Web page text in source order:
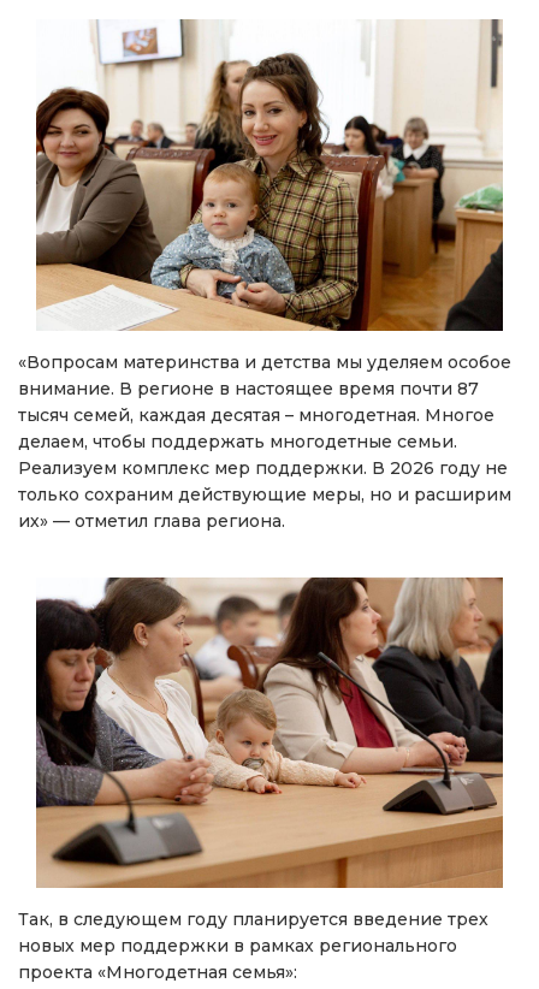
«Вопросам материнства и детства мы уделяем особое
внимание. В регионе в настоящее время почти 87
тысяч семей, каждая десятая – многодетная. Многое
делаем, чтобы поддержать многодетные семьи.
Реализуем комплекс мер поддержки. В 2026 году не
только сохраним действующие меры, но и расширим
их» — отметил глава региона.
Так, в следующем году планируется введение трех
новых мер поддержки в рамках регионального
проекта «Многодетная семья»: